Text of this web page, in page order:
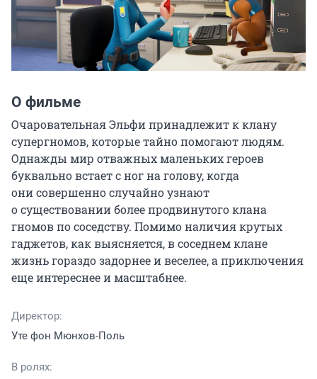
О фильме
Очаровательная Эльфи принадлежит к клану
супергномов, которые тайно помогают людям.
Однажды мир отважных маленьких героев
буквально встает с ног на голову, когда
они совершенно случайно узнают
о существовании более продвинутого клана
гномов по соседству. Помимо наличия крутых
гаджетов, как выясняется, в соседнем клане
жизнь гораздо задорнее и веселее, а приключения
еще интереснее и масштабнее.
Директор:
Уте фон Мюнхов-Поль
В ролях: